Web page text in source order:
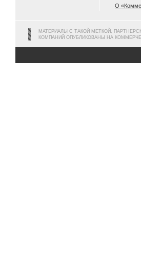
О
МАТЕРИАЛЫ С ТАКОЙ МЕТКОЙ,
КОМПАНИЙ ОПУБЛИКОВАНЫ НА